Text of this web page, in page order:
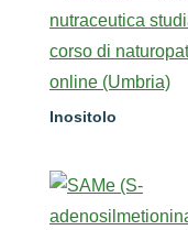
Inositolo